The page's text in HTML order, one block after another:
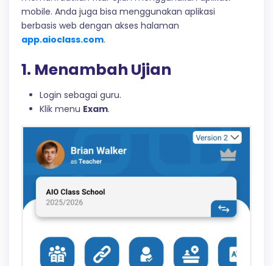
mobile. Anda juga bisa menggunakan aplikasi
berbasis web dengan akses halaman
app.aioclass.com.
1. Menambah Ujian
Login sebagai guru.
Klik menu Exam.